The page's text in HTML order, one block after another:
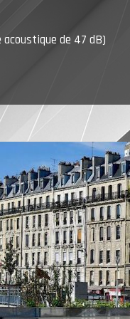
acoustique de 47 dB)